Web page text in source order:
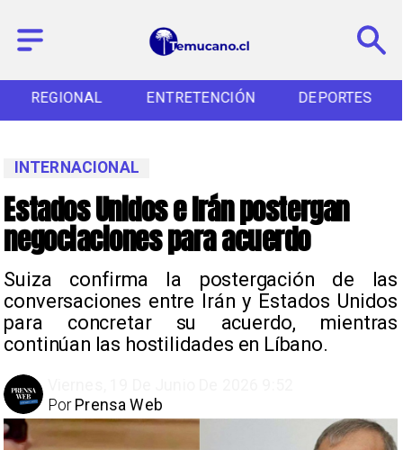
REGIONAL ENTRETENCIÓN DEPORTES
Estados Unidos e Irán postergan
negociaciones para acuerdo
Suiza confirma la postergación de las
conversaciones entre Irán y Estados Unidos
para concretar su acuerdo, mientras
continúan las hostilidades en Líbano.
INTERNACIONAL
Prensa Web
Por